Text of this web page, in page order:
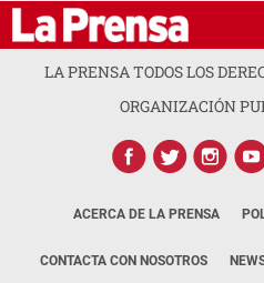
LA PRENSA TODOS LOS
ORGANIZACIÓN
ACERCA DE LA PRENSA
CONTACTA CON NOSOTROS